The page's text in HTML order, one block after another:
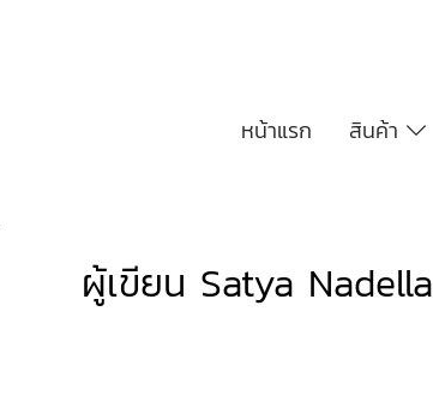
หน้าแรก สินค้า
ผู้เขียน Satya Nadella